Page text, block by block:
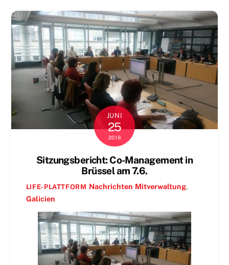
JUNI
25
2018
Sitzungsbericht: Co-Management in
Brüssel am 7.6.
LIFE-PLATTFORM Nachrichten Mitverwaltung,
Galicien